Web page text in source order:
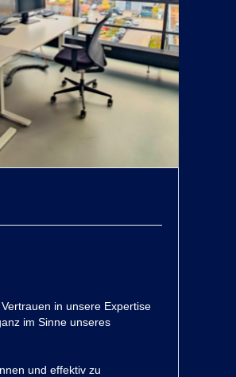
in unsere Expertise
im Sinne unseres
und effektiv zu